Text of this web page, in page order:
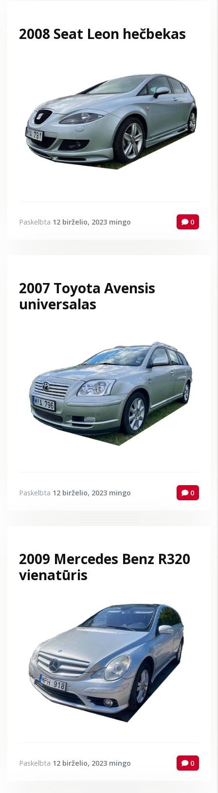
2008 Seat Leon hečbekas
Paskelbta 12 birželio, 2023 mingo 0
2007 Toyota Avensis
universalas
Paskelbta 12 birželio, 2023 mingo 0
2009 Mercedes Benz R320
vienatūris
Paskelbta 12 birželio, 2023 mingo 0